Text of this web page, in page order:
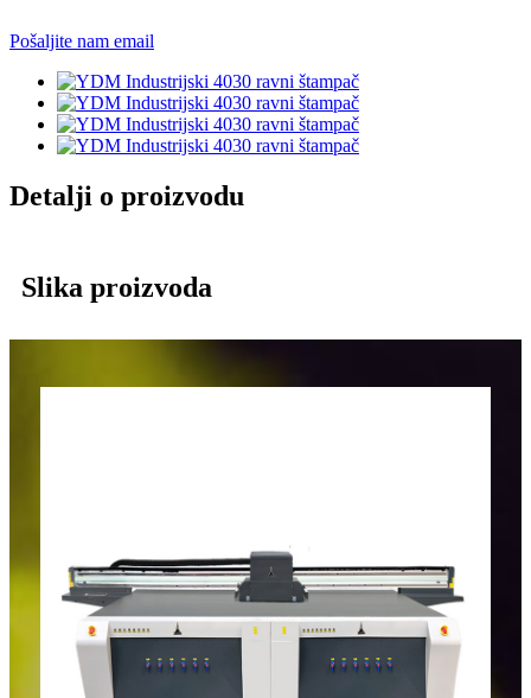
Pošaljite nam email
Detalji o proizvodu
Slika proizvoda